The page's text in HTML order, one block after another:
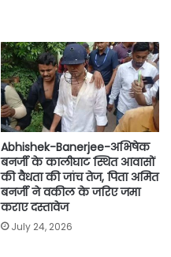
Abhishek-Banerjee-अभिषेक
बनर्जी के कालीघाट स्थित आवासों
की वैधता की जांच तेज, पिता अमित
बनर्जी ने वकील के जरिए जमा
कराए दस्तावेज
July 24, 2026